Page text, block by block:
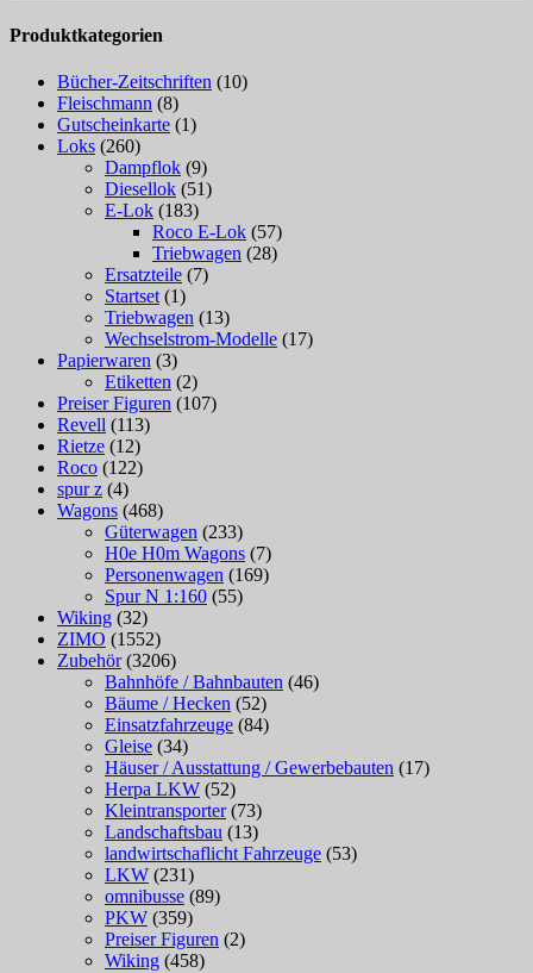
Produktkategorien
Bücher-Zeitschriften (10)
Fleischmann (8)
Gutscheinkarte (1)
Loks (260)
Dampflok (9)
Diesellok (51)
E-Lok (183)
Roco E-Lok (57)
Triebwagen (28)
Ersatzteile (7)
Startset (1)
Triebwagen (13)
Wechselstrom-Modelle (17)
Papierwaren (3)
Etiketten (2)
Preiser Figuren (107)
Revell (113)
Rietze (12)
Roco (122)
spur z (4)
Wagons (468)
Güterwagen (233)
H0e H0m Wagons (7)
Personenwagen (169)
Spur N 1:160 (55)
Wiking (32)
ZIMO (1552)
Zubehör (3206)
Bahnhöfe / Bahnbauten (46)
Bäume / Hecken (52)
Einsatzfahrzeuge (84)
Gleise (34)
Häuser / Ausstattung / Gewerbebauten (17)
Herpa LKW (52)
Kleintransporter (73)
Landschaftsbau (13)
landwirtschaflicht Fahrzeuge (53)
LKW (231)
omnibusse (89)
PKW (359)
Preiser Figuren (2)
Wiking (458)